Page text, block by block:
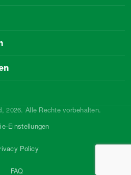
2026. Alle Rechte vorbehalten.
Einstellungen
Policy
FAQ